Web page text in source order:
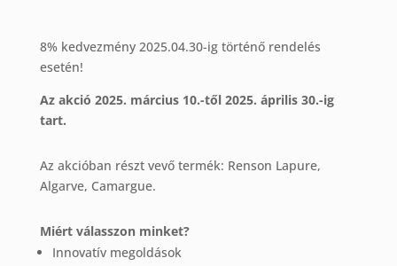
8% kedvezmény 2025.04.30-ig történő rendelés
esetén!
Az akció 2025. március 10.-től 2025. április 30.-ig
tart.
Az akcióban részt vevő termék: Renson Lapure,
Algarve, Camargue.
Miért válasszon minket?
Innovatív megoldások